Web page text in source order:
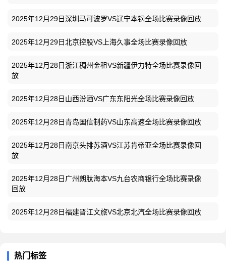
2025年12月29日深圳马可波罗VS辽宁本钢全场比赛录像回放
2025年12月29日北京控股VS上海久事全场比赛录像回放
2025年12月28日浙江稠州金租VS新疆伊力特全场比赛录像回
放
2025年12月28日山西汾酒VS广东东阳光全场比赛录像回放
2025年12月28日青岛国信制药VS山东高速全场比赛录像回放
2025年12月28日南京头排苏酒VS江苏肯帝亚全场比赛录像回
放
2025年12月28日广州朗肽海本VS九台农商银行全场比赛录像
回放
2025年12月28日福建晋江文旅VS北京北汽全场比赛录像回放
热门标签